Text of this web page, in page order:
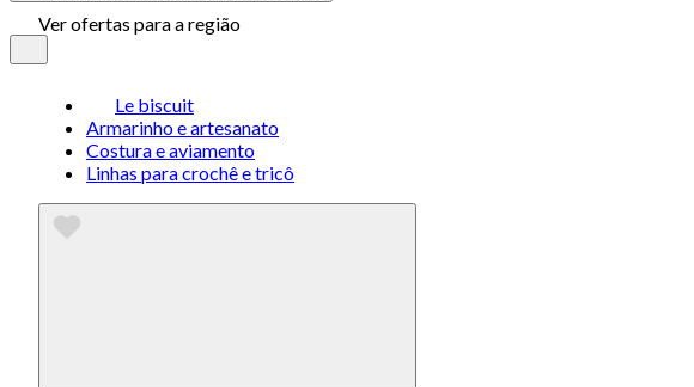
Ver ofertas para a região
Le biscuit
Armarinho e artesanato
Costura e aviamento
Linhas para crochê e tricô